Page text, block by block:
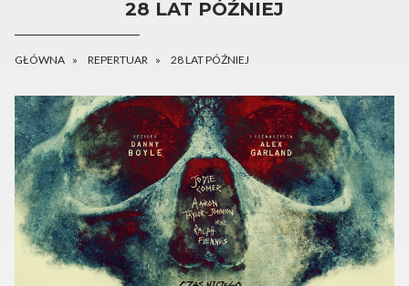
28 LAT PÓŹNIEJ
GŁÓWNA REPERTUAR 28 LAT PÓŹNIEJ